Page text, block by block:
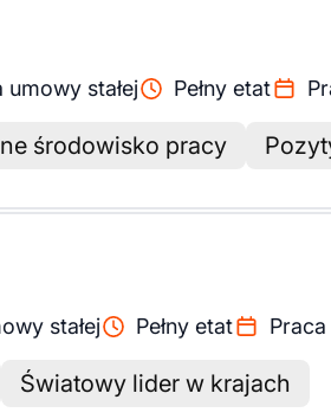
umowy stałej Pełny etat
środowisko pracy
stałej Pełny etat
Światowy lider w krajach